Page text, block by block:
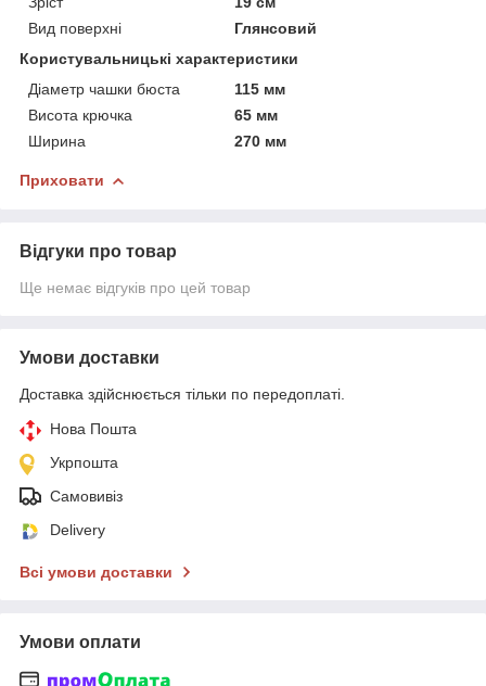
Вид поверхні
Глянсовий
Користувальницькі характеристики
Діаметр чашки бюста
115 мм
Висота крючка
65 мм
Ширина
270 мм
Приховати
Відгуки про товар
Ще немає відгуків про цей товар
Умови доставки
Доставка здійснюється тільки по передоплаті.
Нова Пошта
Укрпошта
Самовивіз
Delivery
Всі умови доставки
Умови оплати